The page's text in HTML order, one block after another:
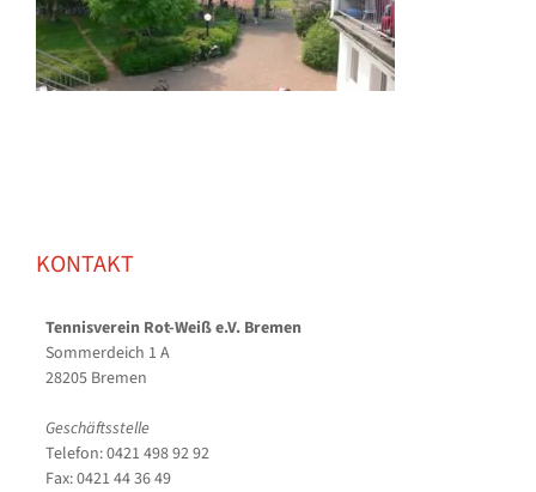
KONTAKT
Tennisverein Rot-Weiß e.V. Bremen
Sommerdeich 1 A
28205 Bremen
Geschäftsstelle
Telefon: 0421 498 92 92
Fax: 0421 44 36 49